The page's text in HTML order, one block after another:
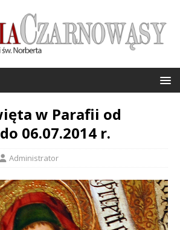
w Parafii od
06.07.2014 r.
Administrator